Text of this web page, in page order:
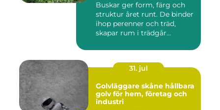
Buskar ger form, färg och
struktur året runt. De binder
ihop perenner och träd,
skapar rum i trädgår...
31. jul
Golvläggare skåne hållbara
golv för hem, företag och
industri